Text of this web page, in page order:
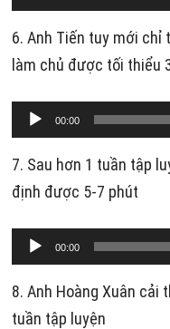
phát
âm
thanh
6. Anh Tiến tuy mới chỉ
làm chủ được tối thiểu
Trình
phát
âm
thanh
00:00
7. Sau hơn 1 tuần tập
định được 5-7 phút
Trình
phát
âm
thanh
00:00
8. Anh Hoàng Xuân
tuần tập luyện